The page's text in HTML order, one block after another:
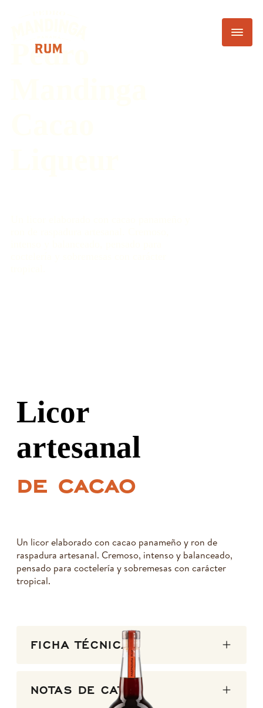
Pedro
Licor
artesanal
de cacao
Un licor elaborado con cacao panameño y ron de
raspadura artesanal. Cremoso, intenso y balanceado,
pensado para coctelería y sobremesas con carácter
tropical.
FICHA TÉCNICA
NOTAS DE CATA